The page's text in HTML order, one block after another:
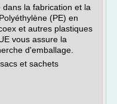
la fabrication et la
(PE) en
et autres plastiques
vous assure la
d'emballage.
et sachets